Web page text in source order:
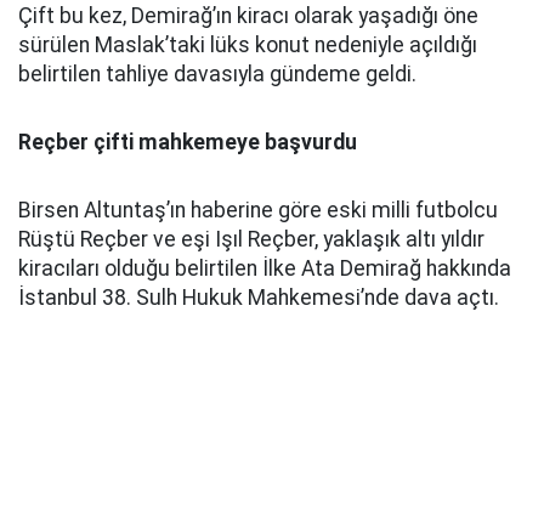
Çift bu kez, Demirağ’ın kiracı olarak yaşadığı öne
sürülen Maslak’taki lüks konut nedeniyle açıldığı
belirtilen tahliye davasıyla gündeme geldi.
Reçber çifti mahkemeye başvurdu
Birsen Altuntaş’ın haberine göre eski milli futbolcu
Rüştü Reçber ve eşi Işıl Reçber, yaklaşık altı yıldır
kiracıları olduğu belirtilen İlke Ata Demirağ hakkında
İstanbul 38. Sulh Hukuk Mahkemesi’nde dava açtı.